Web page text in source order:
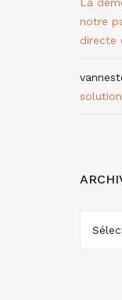
notre
directe